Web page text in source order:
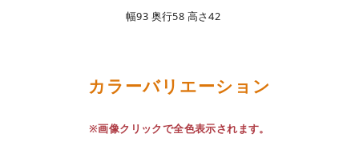
幅93 奥行58 高さ42
カラーバリエーション
※画像クリックで全色表示されます。